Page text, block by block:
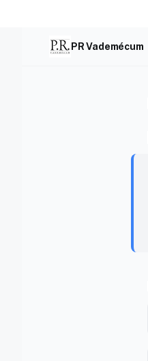
PR Vademécum